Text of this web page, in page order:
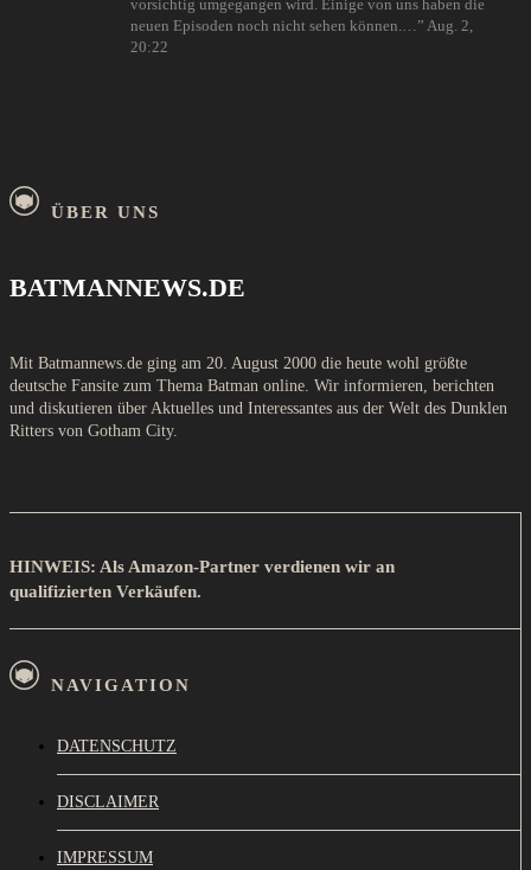
vorsichtig umgegangen wird. Einige von uns haben die
neuen Episoden noch nicht sehen können.… ” Aug. 2,
20:22
ÜBER UNS
BATMANNEWS.DE
Mit Batmannews.de ging am 20. August 2000 die heute wohl größte
deutsche Fansite zum Thema Batman online. Wir informieren, berichten
und diskutieren über Aktuelles und Interessantes aus der Welt des Dunklen
Ritters von Gotham City.
HINWEIS: Als Amazon-Partner verdienen wir an
qualifizierten Verkäufen.
NAVIGATION
DATENSCHUTZ
DISCLAIMER
IMPRESSUM